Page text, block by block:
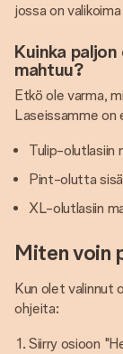
jossa on
Kuinka
mahtuu?
Etkö ole varma,
Laseissamme on
Tulip-olutlasiin
Pint-olutta
XL-olutlasiin
Miten voin
Kun olet valinnut
ohjeita:
Siirry osioon